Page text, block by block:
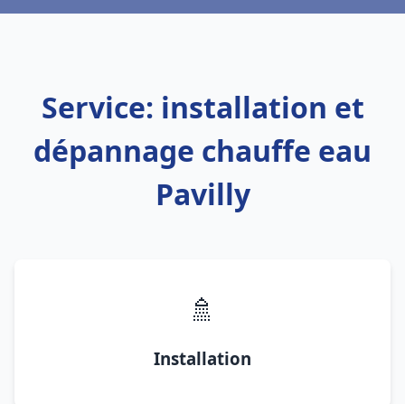
Service: installation et
dépannage chauffe eau
Pavilly
🚿
Installation